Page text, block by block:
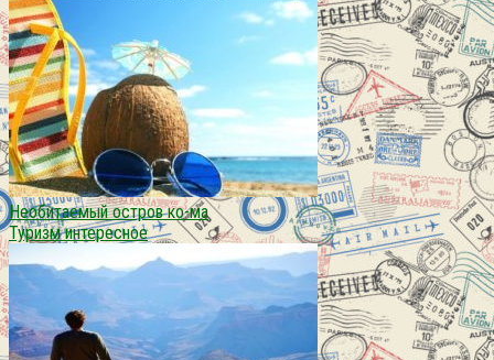
Необитаемый остров ко-ма
Туризм интересное